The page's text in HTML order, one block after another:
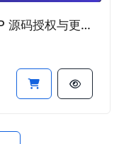
License Manager - 专业级 PHP 源码授权与更新管理系统